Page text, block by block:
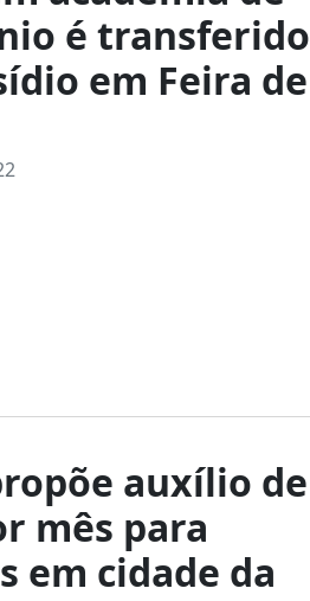
é transferido
em Feira de
auxílio de
mês para
em cidade da